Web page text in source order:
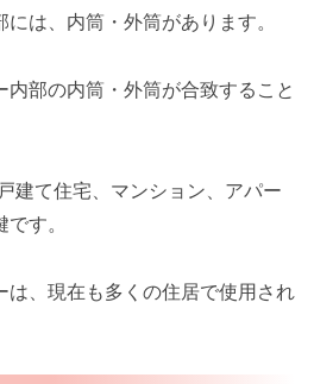
は、内筒・外筒があります。
部の内筒・外筒が合致すること
建て住宅、マンション、アパー
す。
は、現在も多くの住居で使用され